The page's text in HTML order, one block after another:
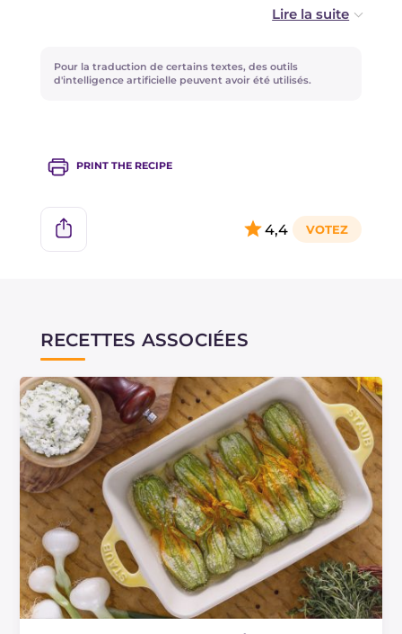
sèche, en vous rappelant que 1 g de levure
sèche équivaut à environ 3,5 g de levure fraîche.
Pour la traduction de certains textes, des outils
d'intelligence artificielle peuvent avoir été utilisés.
PRINT THE RECIPE
4,4
RECETTES ASSOCIÉES